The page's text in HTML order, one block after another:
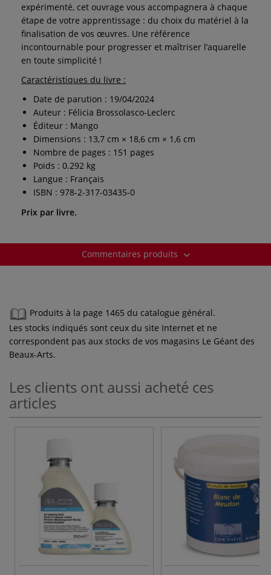
expérimenté, cet ouvrage vous accompagnera à chaque
étape de votre apprentissage : du choix du matériel à la
finalisation de vos œuvres. Une référence
incontournable pour progresser et maîtriser l’aquarelle
en toute simplicité !
Caractéristiques du livre :
Date de parution : 19/04/2024
Auteur : Félicia Brossolasco-Leclerc
Éditeur : Mango
Dimensions : 13,7 cm × 18,6 cm × 1,6 cm
Nombre de pages : 151 pages
Poids : 0.292 kg
Langue : Français
ISBN : 978-2-317-03435-0
Prix par livre.
Commentaires produits
Produits à la page 1465 du catalogue général.
Les stocks indiqués sont ceux du site Internet et ne
correspondent pas aux stocks de vos magasins Le Géant des
Beaux-Arts.
Les clients ont aussi acheté ces
articles